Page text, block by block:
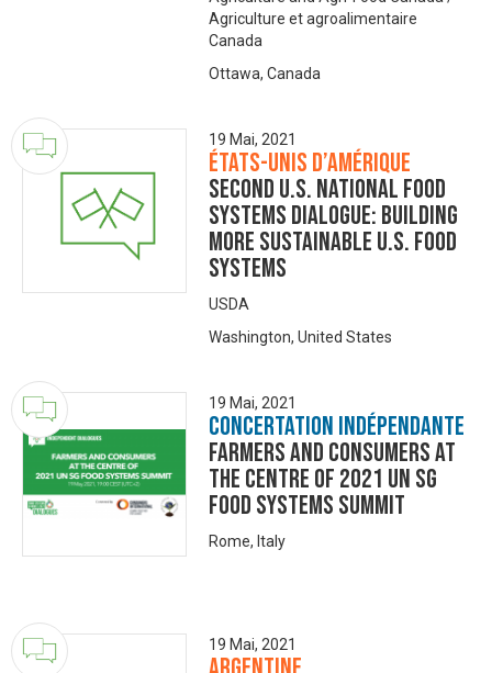
Agriculture et agroalimentaire
Canada
Ottawa, Canada
19 Mai, 2021
États-Unis d’Amérique
Second U.S. National Food
Systems Dialogue: Building
More Sustainable U.S. Food
Systems
USDA
Washington, United States
19 Mai, 2021
Concertation Indépendante
Farmers and Consumers at
the centre of 2021 UN SG
Food Systems Summit
Rome, Italy
19 Mai, 2021